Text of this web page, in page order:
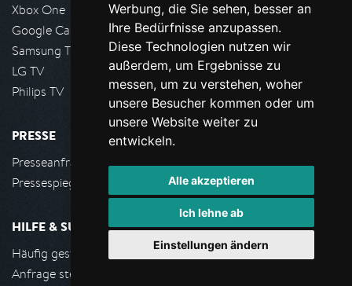
Werbung, die Sie sehen, besser an
Ihre Bedürfnisse anzupassen.
Diese Technologien nutzen wir
außerdem, um Ergebnisse zu
messen, um zu verstehen, woher
unsere Besucher kommen oder um
unsere Website weiter zu
entwickeln.
Alle akzeptieren
Ich lehne ab
Einstellungen ändern
Xbox One
Google Cast
Samsung TV
LG TV
Philips TV
PRESSE
Presseanfrage stellen
Pressespiegel
HILFE & SUPPORT
Häufig gestellte Fragen
Anfrage stellen